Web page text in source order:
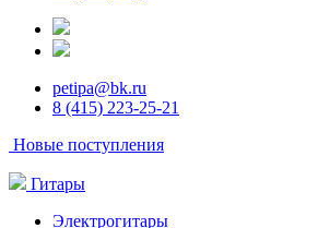
petipa@bk.ru
8 (415) 223-25-21
Новые поступления
Гитары
Электрогитары